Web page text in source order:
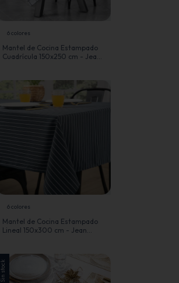
6 colores
Mantel de Cocina Estampado
Cuadrícula 150x250 cm - Jean
6 colores
Mantel de Cocina Estampado
Lineal 150x300 cm - Jean
Sin stock